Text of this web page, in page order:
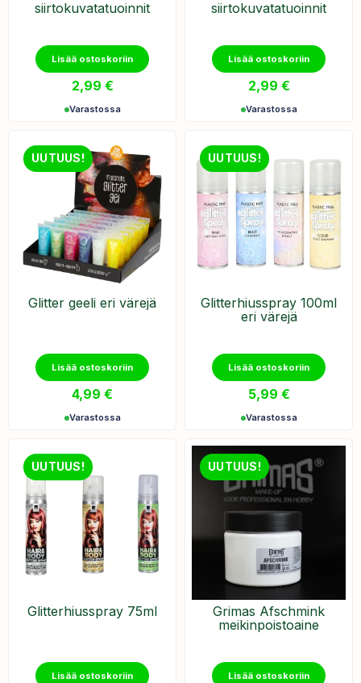
siirtokuvatatuoinnit
Lisää ostoskoriin
2,99 €
Varastossa
siirtokuvatatuoinnit
Lisää ostoskoriin
2,99 €
Varastossa
UUTUUS!
Glitter geeli eri värejä
Lisää ostoskoriin
4,99 €
Varastossa
UUTUUS!
Glitterhiusspray 100ml
eri värejä
Lisää ostoskoriin
5,99 €
Varastossa
UUTUUS!
Glitterhiusspray 75ml
Lisää ostoskoriin
UUTUUS!
Grimas Afschmink
meikinpoistoaine
Lisää ostoskoriin